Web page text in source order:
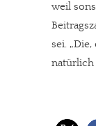
weil
sei.
natürlich